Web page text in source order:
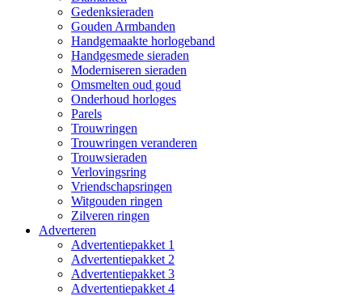
Gedenksieraden
Gouden Armbanden
Handgemaakte horlogeband
Handgesmede sieraden
Moderniseren sieraden
Omsmelten oud goud
Onderhoud horloges
Parels
Trouwringen
Trouwringen veranderen
Trouwsieraden
Verlovingsring
Vriendschapsringen
Witgouden ringen
Zilveren ringen
Adverteren
Advertentiepakket 1
Advertentiepakket 2
Advertentiepakket 3
Advertentiepakket 4